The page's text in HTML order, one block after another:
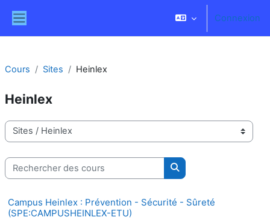
Connexion
Cours Sites Heinlex
Heinlex
Catégories de cours
Rechercher des cours
Rechercher des cours
Campus Heinlex : Prévention - Sécurité - Sûreté
(SPE:CAMPUSHEINLEX-ETU)